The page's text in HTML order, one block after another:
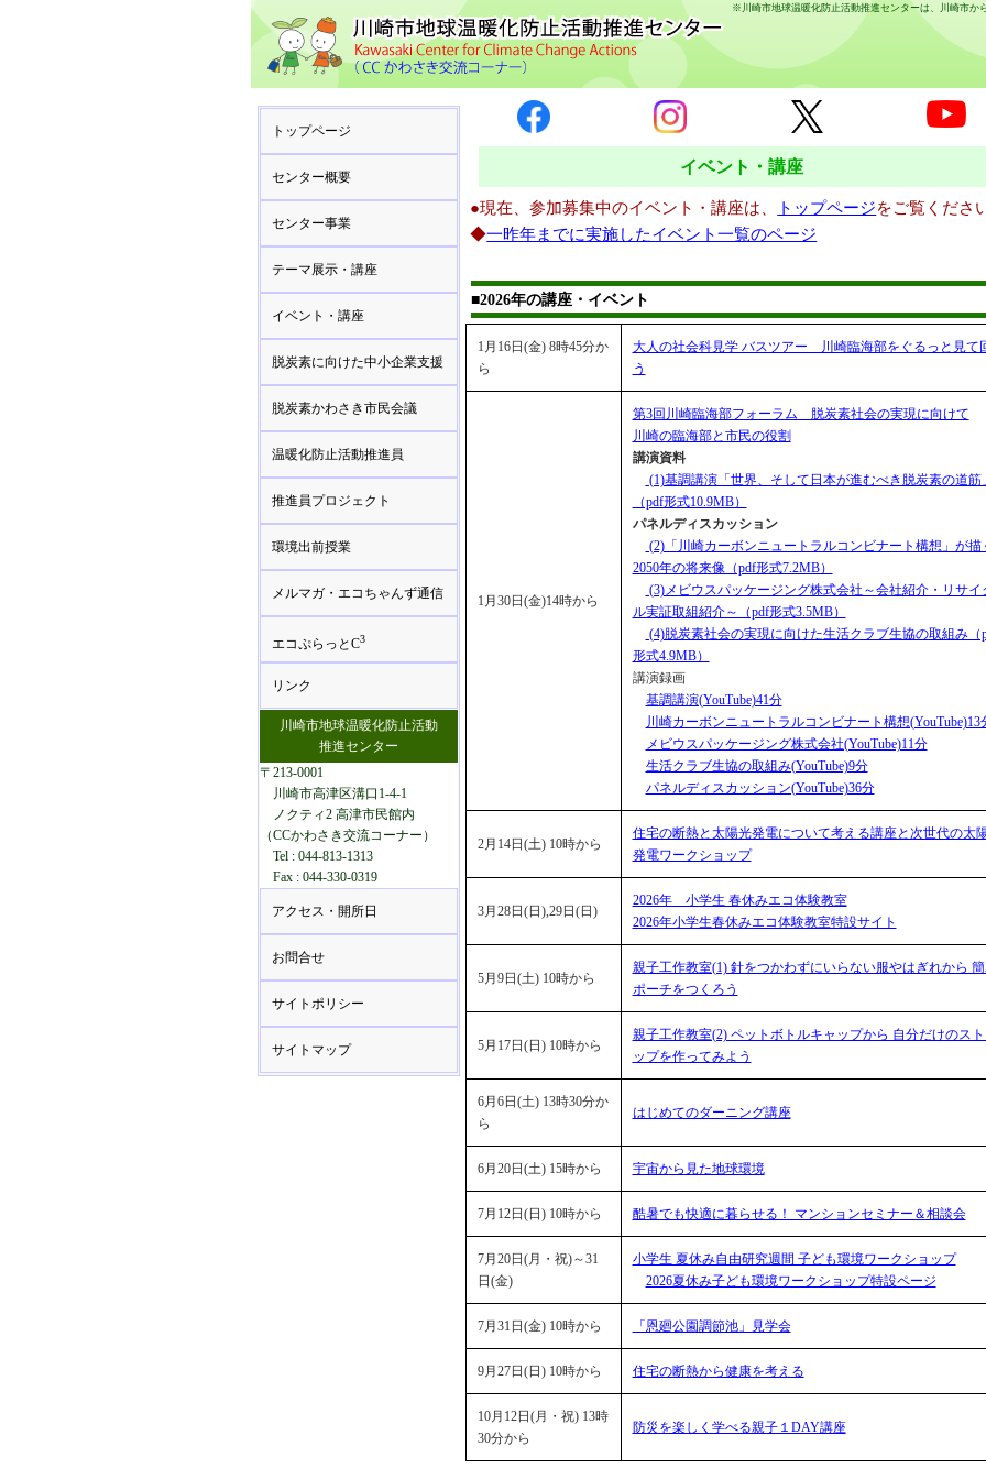
※川崎市地球温暖化防止活動推進センターは、川崎市か
イベント・講座
●現在、参加募集中のイベント・講座は、 トップページをご覧くださ
◆一昨年までに実施したイベント一覧のページ
■2026年の講座・イベント
1月16日(金) 8時45分か
ら
大人の社会科見学 バスツアー 川崎臨海部をぐるっと見て
う
1月30日(金)14時から
第3回川崎臨海部フォーラム 脱炭素社会の実現に向けて
川崎の臨海部と市民の役割
講演資料
(1)基調講演「世界、そして日本が進むべき脱炭素の道筋
（pdf形式10.9MB）
パネルディスカッション
(2)「川崎カーボンニュートラルコンビナート構想」が描
2050年の将来像（pdf形式7.2MB）
(3)メビウスパッケージング株式会社～会社紹介・リサイ
ル実証取組紹介～（pdf形式3.5MB）
(4)脱炭素社会の実現に向けた⽣活クラブ⽣協の取組み（
形式4.9MB）
講演録画
基調講演(YouTube)41分
川崎カーボンニュートラルコンビナート構想(YouTube)13
メビウスパッケージング株式会社(YouTube)11分
⽣活クラブ⽣協の取組み(YouTube)9分
パネルディスカッション(YouTube)36分
2月14日(土) 10時から
住宅の断熱と太陽光発電について考える講座と次世代の太
発電ワークショップ
3月28日(日),29日(日)
2026年 小学生 春休みエコ体験教室
2026年小学生春休みエコ体験教室特設サイト
5月9日(土) 10時から
親子工作教室(1) 針をつかわずにいらない服やはぎれから
ポーチをつくろう
5月17日(日) 10時から
親子工作教室(2) ペットボトルキャップから 自分だけのス
ップを作ってみよう
6月6日(土) 13時30分か
ら
はじめてのダーニング講座
6月20日(土) 15時から 宇宙から見た地球環境
7月12日(日) 10時から 酷暑でも快適に暮らせる！ マンションセミナー＆相談会
7月20日(月・祝)～31
日(金)
小学生 夏休み自由研究週間 子ども環境ワークショップ
2026夏休み子ども環境ワークショップ特設ページ
7月31日(金) 10時から 「恩廻公園調節池」見学会
9月27日(日) 10時から 住宅の断熱から健康を考える
10月12日(月・祝) 13時
30分から
防災を楽しく学べる親子１DAY講座
トップページ
センター概要
センター事業
テーマ展示・講座
イベント・講座
脱炭素に向けた中小企業支援
脱炭素かわさき市民会議
温暖化防止活動推進員
推進員プロジェクト
環境出前授業
メルマガ・エコちゃんず通信
エコぷらっとC3
リンク
川崎市地球温暖化防止活動
推進センター
〒213-0001
川崎市高津区溝口1-4-1
ノクティ2 高津市民館内
（CCかわさき交流コーナー）
Tel : 044-813-1313
Fax : 044-330-0319
アクセス・開所日
お問合せ
サイトポリシー
サイトマップ